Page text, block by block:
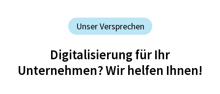
Unser Versprechen
Digitalisierung für Ihr
Unternehmen? Wir helfen Ihnen!